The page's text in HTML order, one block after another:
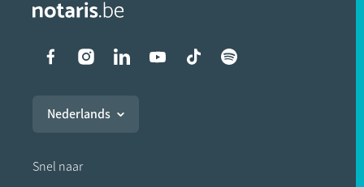
Liens vers les réseaux
Nederlands
Snel naar